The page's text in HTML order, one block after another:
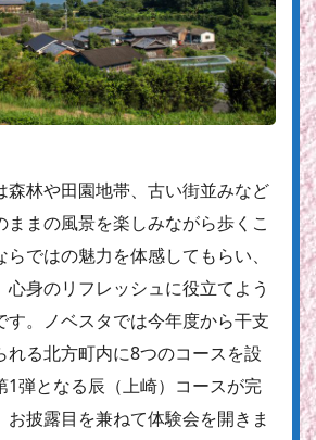
森林や田園地帯、古い街並みなど
ままの風景を楽しみながら歩くこ
ではの魅力を体感してもらい、
心身のリフレッシュに役立てよう
す。ノベスタでは今年度から干支
れる北方町内に8つのコースを設
1弾となる辰（上崎）コースが完
お披露目を兼ねて体験会を開きま